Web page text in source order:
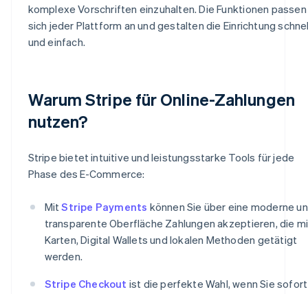
komplexe Vorschriften einzuhalten. Die Funktionen passen
sich jeder Plattform an und gestalten die Einrichtung
und einfach.
Warum Stripe für Online-Zahlungen
nutzen?
Stripe bietet intuitive und leistungsstarke Tools für jede
Phase des E-Commerce:
MitStripe Payments können Sie über eine moderne
transparente Oberfläche Zahlungen akzeptieren, die
Karten, Digital Wallets und lokalen Methoden getätigt
werden.
Stripe Checkout ist die perfekte Wahl, wenn Sie sofort